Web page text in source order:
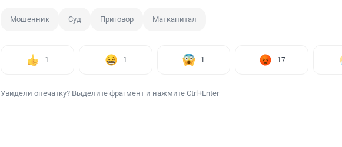
Мошенник Суд Приговор Маткапитал
1 1 1 17
Увидели опечатку? Выделите фрагмент и нажмите Ctrl+Enter